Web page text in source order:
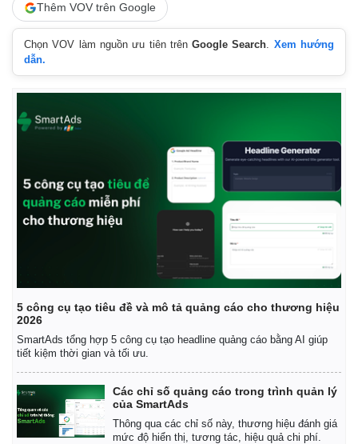
Thêm VOV trên Google
Chọn VOV làm nguồn ưu tiên trênGoogle Search. Xem hướng
dẫn.
5 công cụ tạo tiêu đề và mô tả quảng cáo cho thương hiệu
2026
SmartAds tổng hợp 5 công cụ tạo headline quảng cáo bằng AI giúp
tiết kiệm thời gian và tối ưu.
Các chỉ số quảng cáo trong trình quản lý
của SmartAds
Thông qua các chỉ số này, thương hiệu đánh giá
mức độ hiển thị, tương tác, hiệu quả chi phí.